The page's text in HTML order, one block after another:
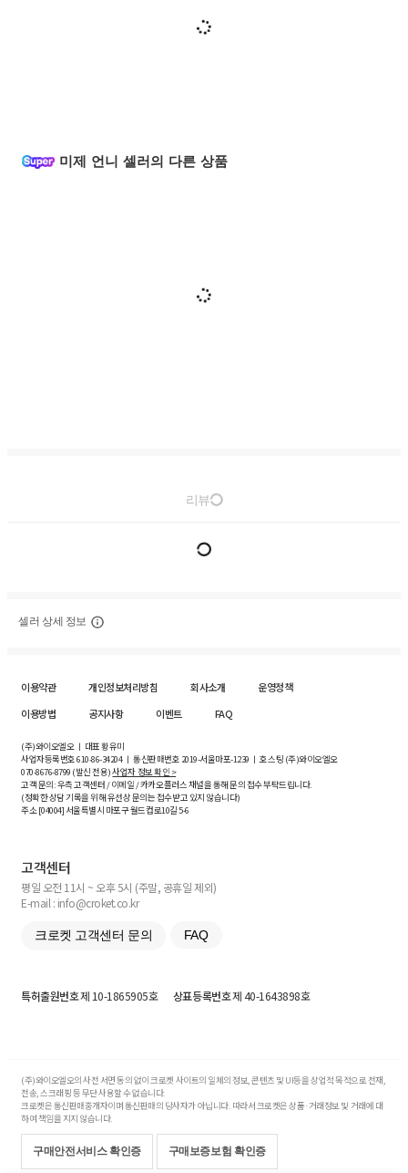
미제 언니 셀러의 다른 상품
리뷰
셀러 상세 정보
이용약관 개인정보처리방침 회사소개
운영정책
이용방법
공지사항 이벤트 FAQ
(주)와이오엘오 ㅣ 대표 황유미
사업자등록번호610-86-34204ㅣ 통신판매번호 2019-서울마포-1239 ㅣ 호스팅 (주)와이오엘오
070-8676-8799 (발신 전용)사업자 정보 확인 >
고객 문의: 우측 고객센터 / 이메일 / 카카오플러스 채널을 통해 문의 접수 부탁드립니다.
(정확한 상담 기록을 위해 유선상 문의는 접수받고 있지 않습니다)
주소 [04004] 서울특별시 마포구 월드컵로10길5-6
고객센터
평일 오전 11시 ~ 오후 5시 (주말, 공휴일 제외)
E-mail : info@croket.co.kr
크로켓 고객센터 문의 FAQ
특허출원번호제 10-1865905호 상표등록번호제 40-1643898호
(주)와이오엘오의 사전 서면 동의 없이 크로켓 사이트의 일체의 정보, 콘텐츠 및 UI등을 상업적 목적으로 전재,
전송, 스크래핑 등 무단 사용할 수 없습니다.
크로켓은 통신판매중개자이며 통신판매의 당사자가 아닙니다. 따라서 크로켓은 상품·거래정보 및 거래에 대
하여 책임을 지지 않습니다.
구매안전서비스 확인증 구매보증보험 확인증